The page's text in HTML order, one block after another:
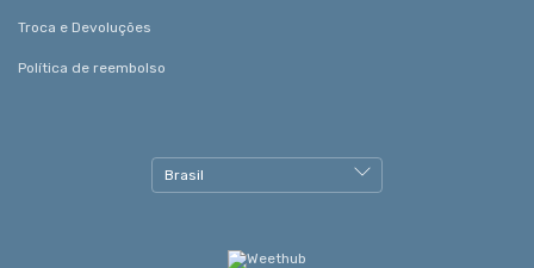
Troca e Devoluções
Política de reembolso